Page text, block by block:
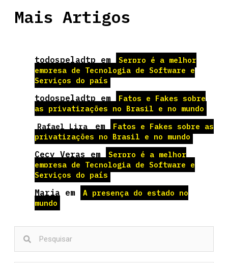
Mais Artigos
todospeladtp em
Serpro é a melhor
empresa de Tecnologia de Software e
Serviços do país
todospeladtp em
Fatos e Fakes sobre
as privatizações no Brasil e no mundo
Rafael Lira
em
Fatos e Fakes sobre as
privatizações no Brasil e no mundo
Cecy Veras em
Serpro é a melhor
empresa de Tecnologia de Software e
Serviços do país
Maria em
A presença do estado no
mundo